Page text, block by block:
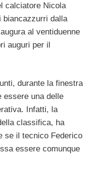
calciatore Nicola
biancazzurri dalla
al ventiduenne
auguri per il
durante la finestra
essere una delle
Infatti, la
classifica, ha
se il tecnico Federico
essere comunque